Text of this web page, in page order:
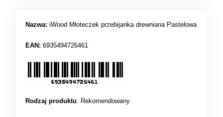
Nazwa: iWood Młoteczek przebijanka drewniana Pastelowa
EAN: 6935494726461
Rodzaj produktu: Rekomendowany